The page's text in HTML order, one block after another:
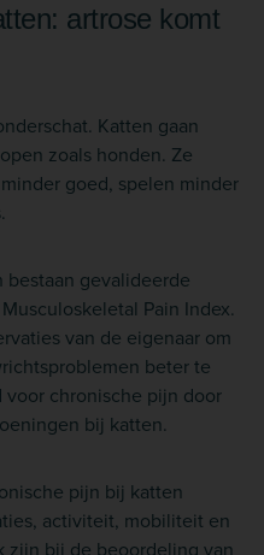
artrose komt
Katten gaan
zoals honden. Ze
goed, spelen minder
gevalideerde
Pain Index.
van de eigenaar om
beter te
chronische pijn door
bij katten.
pijn bij katten
activiteit, mobiliteit en
zijn bij de beoordeling van